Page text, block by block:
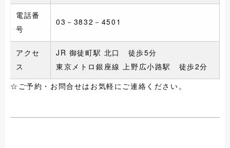
電話番
号
03－3832－4501
アクセ
ス
JR 御徒町駅 北口 徒歩5分
東京メトロ銀座線 上野広小路駅 徒歩2分
☆ご予約・お問合せはお気軽にご連絡ください。